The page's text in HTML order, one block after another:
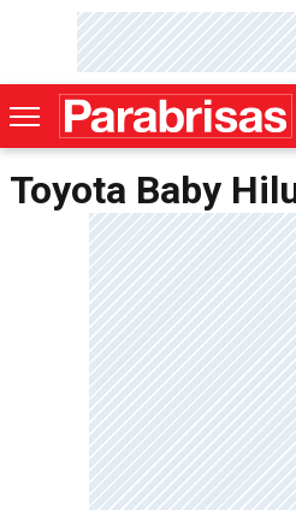
Toyota Baby